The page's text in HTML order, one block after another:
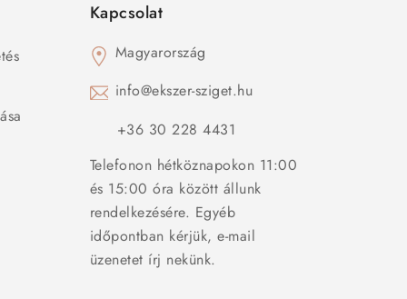
Kapcsolat
Magyarország
info@ekszer-sziget.hu
+36 30 228 4431
Telefonon hétköznapokon 11:00
és 15:00 óra között állunk
rendelkezésére. Egyéb
időpontban kérjük, e-mail
üzenetet írj nekünk.